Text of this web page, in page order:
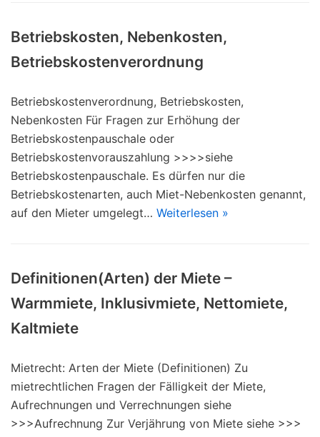
Betriebskosten, Nebenkosten,
Betriebskostenverordnung
Betriebskostenverordnung, Betriebskosten,
Nebenkosten Für Fragen zur Erhöhung der
Betriebskostenpauschale oder
Betriebskostenvorauszahlung >>>>siehe
Betriebskostenpauschale. Es dürfen nur die
Betriebskostenarten, auch Miet-Nebenkosten genannt,
auf den Mieter umgelegt… Weiterlesen »
Definitionen(Arten) der Miete –
Warmmiete, Inklusivmiete, Nettomiete,
Kaltmiete
Mietrecht: Arten der Miete (Definitionen) Zu
mietrechtlichen Fragen der Fälligkeit der Miete,
Aufrechnungen und Verrechnungen siehe
>>>Aufrechnung Zur Verjährung von Miete siehe >>>